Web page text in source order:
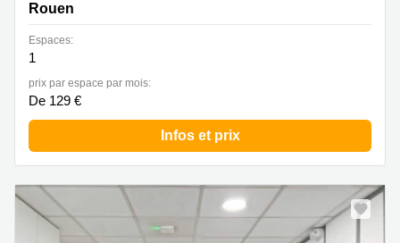
Rouen
Espaces:
1
prix par espace par mois:
De 129 €
Infos et prix